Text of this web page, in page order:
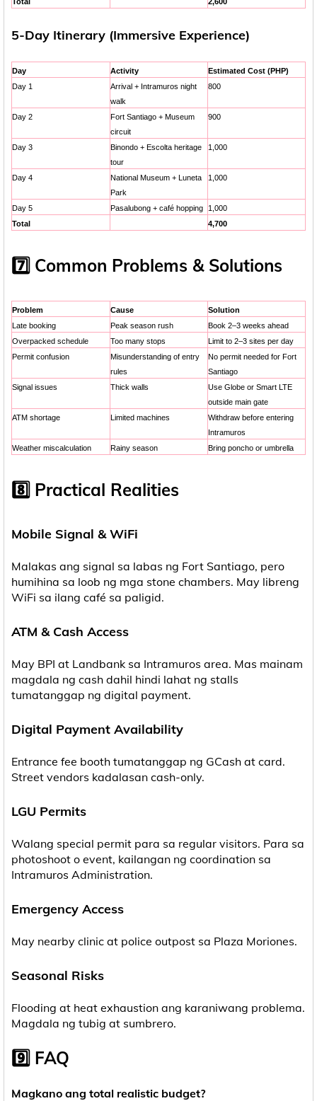
5-Day Itinerary (Immersive Experience)
Day Activity
Estimated Cost (PHP)
Day 1
Arrival + Intramuros night
walk
800
Day 2
Fort Santiago + Museum
circuit
900
Day 3
Binondo + Escolta heritage
tour
1,000
Day 4
National Museum + Luneta
Park
1,000
Day 5 Pasalubong + café hopping
1,000
Total
4,700
7️⃣ Common Problems & Solutions
Problem Cause
Solution
Late booking
Peak season rush
Book 2–3 weeks ahead
Overpacked schedule
Too many stops
Limit to 2–3 sites per day
Permit confusion
Misunderstanding of entry
rules
No permit needed for Fort
Santiago
Signal issues
Thick walls
Use Globe or Smart LTE
outside main gate
ATM shortage
Limited machines
Withdraw before entering
Intramuros
Weather miscalculation
Rainy season Bring poncho or umbrella
8️⃣ Practical Realities
Mobile Signal & WiFi
Malakas ang signal sa labas ng Fort Santiago, pero
humihina sa loob ng mga stone chambers. May libreng
WiFi sa ilang café sa paligid.
ATM & Cash Access
May BPI at Landbank sa Intramuros area. Mas mainam
magdala ng cash dahil hindi lahat ng stalls
tumatanggap ng digital payment.
Digital Payment Availability
Entrance fee booth tumatanggap ng GCash at card.
Street vendors kadalasan cash-only.
LGU Permits
Walang special permit para sa regular visitors. Para sa
photoshoot o event, kailangan ng coordination sa
Intramuros Administration.
Emergency Access
May nearby clinic at police outpost sa Plaza Moriones.
Seasonal Risks
Flooding at heat exhaustion ang karaniwang problema.
Magdala ng tubig at sumbrero.
9️⃣ FAQ
Magkano ang total realistic budget?